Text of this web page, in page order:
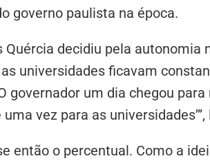
governo paulista na época.
decidiu pela autonomia
universidades ficavam
governador um dia chegou
vez para as
então o percentual. Como a